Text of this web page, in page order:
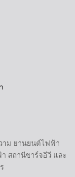
าม ยานยนต์ไฟฟ้า
สถานีขาร์จอีวี และ